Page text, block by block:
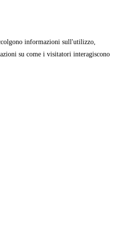
informazioni sull'utilizzo,
su come i visitatori interagiscono